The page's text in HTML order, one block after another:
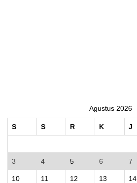
Agustus 2026
S S R K J
3 4 5 6 7
10 11 12 13 14